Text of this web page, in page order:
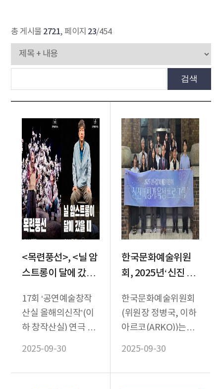
총 게시물 2721, 페이지 23/454
검색
<목련풍선>, <닐 암
스트롱이 달에 갔을
국립극단 온라인 극
장서 다시 만난다
17회 ‘공연예술창작
산실 올해의신작’(이
하 창작산실) 연극 두
다시 만난다.
2025-09-30
한국문화예술위원
회, 2025년‘신진 비
운영
한국문화예술위원회
(위원장 정병국, 이하
아르코(ARKO))는
영한다고 27일 밝혔...
2025-09-30